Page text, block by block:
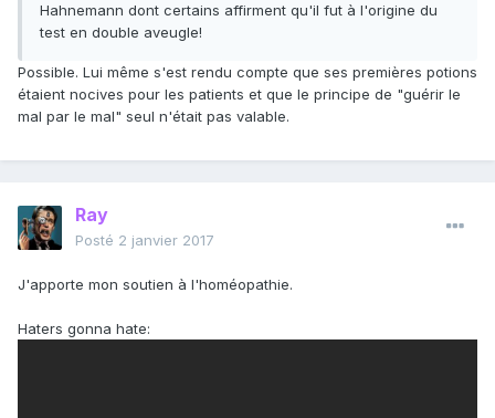
Hahnemann dont certains affirment qu'il fut à l'origine du
test en double aveugle!
Possible. Lui même s'est rendu compte que ses premières potions
étaient nocives pour les patients et que le principe de "guérir le
mal par le mal" seul n'était pas valable.
Ray
Posté 2 janvier 2017
J'apporte mon soutien à l'homéopathie.
Haters gonna hate: